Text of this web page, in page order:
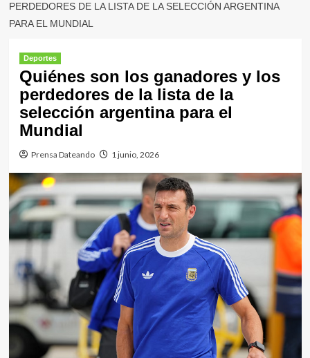
PERDEDORES DE LA LISTA DE LA SELECCIÓN ARGENTINA
PARA EL MUNDIAL
Deportes
Quiénes son los ganadores y los
perdedores de la lista de la
selección argentina para el
Mundial
Prensa Dateando 1 junio, 2026